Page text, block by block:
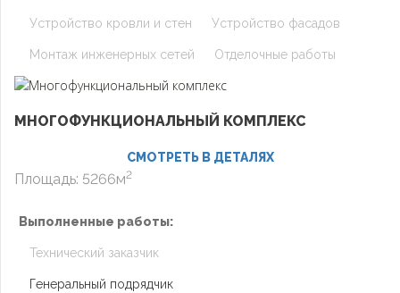
Устройство кровли и стен Устройство фасадов
Монтаж инженерных сетей Отделочные работы
МНОГОФУНКЦИОНАЛЬНЫЙ КОМПЛЕКС
СМОТРЕТЬ В ДЕТАЛЯХ
Площадь: 5266м2
Выполненные работы:
Технический заказчик
Генеральный подрядчик